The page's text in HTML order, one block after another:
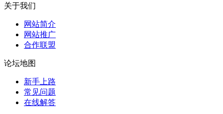
关于我们
网站简介
网站推广
合作联盟
论坛地图
新手上路
常见问题
在线解答